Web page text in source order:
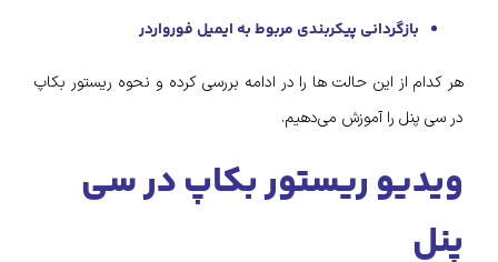
بازگردانی پیکربندی مربوط به‌ ایمیل فورواردر
هر کدام از این حالت‌ ها را در ادامه بررسی کرده و نحوه ریستور بکاپ
در سی پنل را آموزش می‌دهیم.
ویدیو ریستور بکاپ در سی
پنل